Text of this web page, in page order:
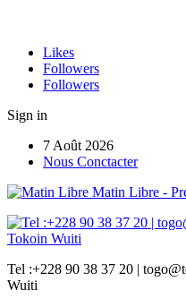
Likes
Followers
Followers
Sign in
7 Août 2026
Nous Conctacter
Matin Libre -
Tel :+228 90 38 37 20 |
Wuiti